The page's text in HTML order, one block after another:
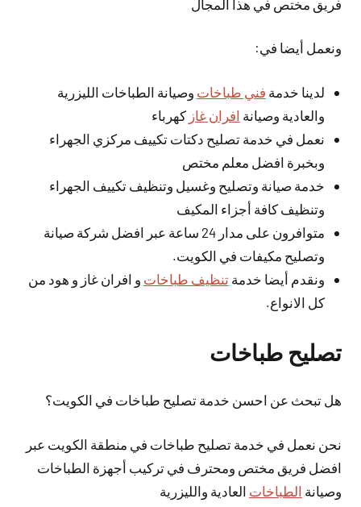
فريق مختص في هذا المجال
ونعمل أيضا في:
لدينا خدمة فني طباخات وصيانة الطباخات الليزرية
والعادية وصيانة افران غاز كهرباء
نعمل في خدمة تصليح دكتات تكييف مركزي الجهراء
وبخبرة افضل معلم مختص
خدمة صيانة وتصليح وغسيل وتنظيف تكييف الجهراء
وتنظيف كافة أجزاء المكيف
متوافرون على مدار 24 ساعة عبر افضل شركة صيانة
وتصليح مكيفات في الكويت.
ونقدم أيضا خدمةتنظيف طباخات و افران غاز و هود من
كل الانواع.
تصليح طباخات
هل تبحث عن احسن خدمة تصليح طباخات في الكويت؟
نحن نعمل في خدمة تصليح طباخات في منطقة الكويت عبر
افضل فريق مختص ومحترف في تركيب أجهزة الطباخات
وصيانة الطباخات العادية والليزرية